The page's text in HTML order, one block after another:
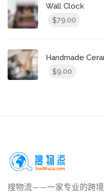
Wall Clock
$79.00
Handmade
$9.00
搜物流——一家专业的跨境